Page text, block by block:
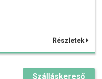
Részletek
Szálláskereső